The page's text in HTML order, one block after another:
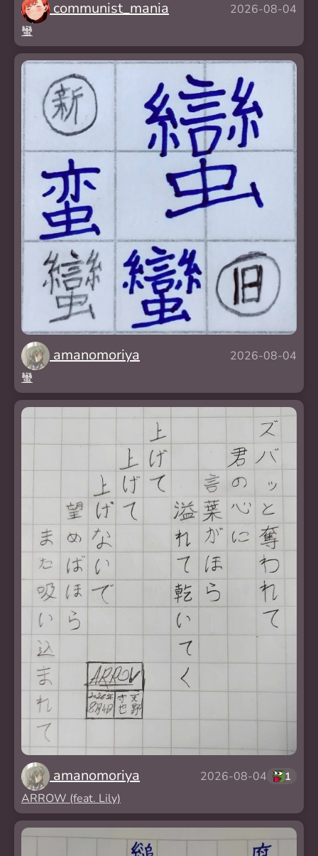
communist_mania
2026-08-04
蠻
amanomoriya
2026-08-04
蠻
amanomoriya 2026-08-04 1
ARROW (feat. Lily)